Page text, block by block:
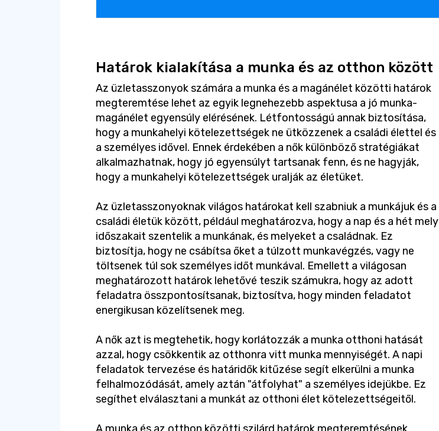
Határok kialakítása a munka és az otthon között
Az üzletasszonyok számára a munka és a magánélet közötti határok
megteremtése lehet az egyik legnehezebb aspektusa a jó munka-
magánélet egyensúly elérésének. Létfontosságú annak biztosítása,
hogy a munkahelyi kötelezettségek ne ütközzenek a családi élettel és
a személyes idővel. Ennek érdekében a nők különböző stratégiákat
alkalmazhatnak, hogy jó egyensúlyt tartsanak fenn, és ne hagyják,
hogy a munkahelyi kötelezettségek uralják az életüket.
Az üzletasszonyoknak világos határokat kell szabniuk a munkájuk és a
családi életük között, például meghatározva, hogy a nap és a hét mely
időszakait szentelik a munkának, és melyeket a családnak. Ez
biztosítja, hogy ne csábítsa őket a túlzott munkavégzés, vagy ne
töltsenek túl sok személyes időt munkával. Emellett a világosan
meghatározott határok lehetővé teszik számukra, hogy az adott
feladatra összpontosítsanak, biztosítva, hogy minden feladatot
energikusan közelítsenek meg.
A nők azt is megtehetik, hogy korlátozzák a munka otthoni hatását
azzal, hogy csökkentik az otthonra vitt munka mennyiségét. A napi
feladatok tervezése és határidők kitűzése segít elkerülni a munka
felhalmozódását, amely aztán "átfolyhat" a személyes idejükbe. Ez
segíthet elválasztani a munkát az otthoni élet kötelezettségeitől.